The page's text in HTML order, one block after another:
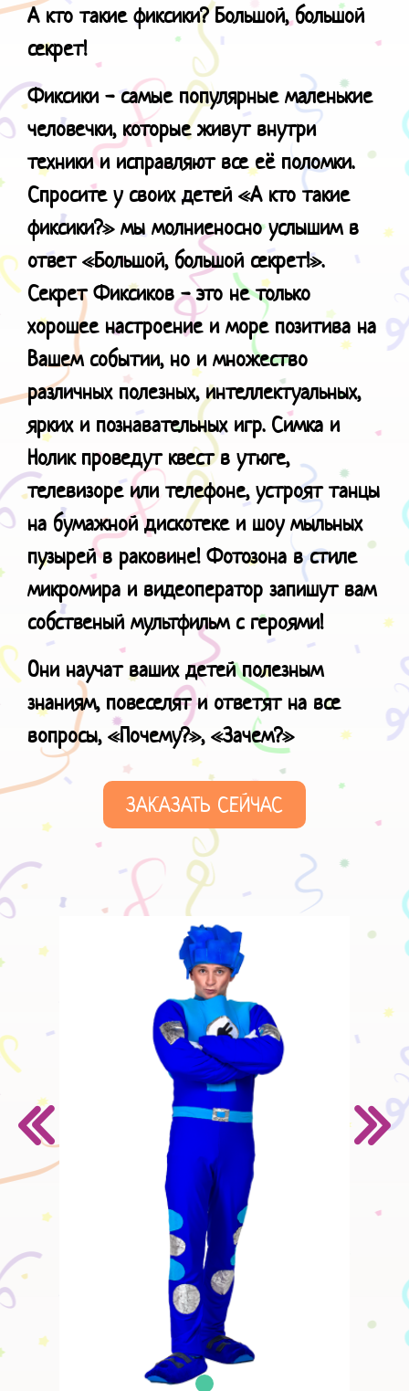
А кто такие фиксики? Большой, большой
секрет!
Фиксики - самые популярные маленькие
человечки, которые живут внутри
техники и исправляют все её поломки.
Спросите у своих детей «А кто такие
фиксики?» мы молниеносно услышим в
ответ «Большой, большой секрет!».
Секрет Фиксиков - это не только
хорошее настроение и море позитива на
Вашем событии, но и множество
различных полезных, интеллектуальных,
ярких и познавательных игр. Симка и
Нолик проведут квест в утюге,
телевизоре или телефоне, устроят танцы
на бумажной дискотеке и шоу мыльных
пузырей в раковине! Фотозона в стиле
микромира и видеоператор запишут вам
собственый мультфильм с героями!
Они научат ваших детей полезным
знаниям, повеселят и ответят на все
вопросы, «Почему?», «Зачем?»
ЗАКАЗАТЬ СЕЙЧАС